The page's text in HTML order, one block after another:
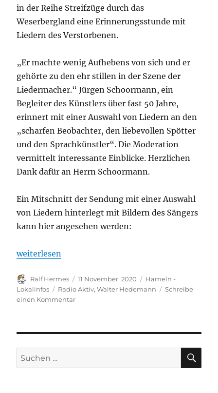
in der Reihe Streifzüge durch das
Weserbergland eine Erinnerungsstunde mit
Liedern des Verstorbenen.
„Er machte wenig Aufhebens von sich und er
gehörte zu den ehr stillen in der Szene der
Liedermacher.“ Jürgen Schoormann, ein
Begleiter des Künstlers über fast 50 Jahre,
erinnert mit einer Auswahl von Liedern an den
„scharfen Beobachter, den liebevollen Spötter
und den Sprachkünstler“. Die Moderation
vermittelt interessante Einblicke. Herzlichen
Dank dafür an Herrn Schoormann.
Ein Mitschnitt der Sendung mit einer Auswahl
von Liedern hinterlegt mit Bildern des Sängers
kann hier angesehen werden:
„Musikalische Erinnerungen an Walter Hedemann“
weiterlesen
Autor
Ralf Hermes
Veröffentlicht
am
11 November, 2020 Kategorien
Hameln -
Lokalinfos
Schlagwörter
Radio Aktiv,Walter Hedemann
Schreibe
einen Kommentarzu
Hedemann
Suchen
nach: